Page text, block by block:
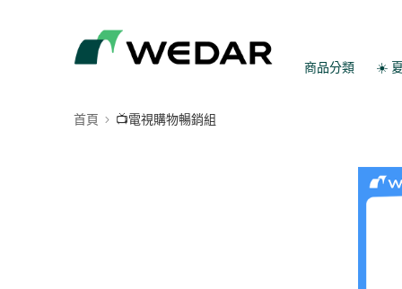
商品分類 ☀️
首頁 📺電視購物暢銷組